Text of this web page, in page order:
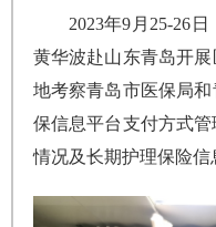
2023年9月25-26
黄华波赴山东青岛开
地考察青岛市医保局
保信息平台支付方式
情况及长期护理保险信